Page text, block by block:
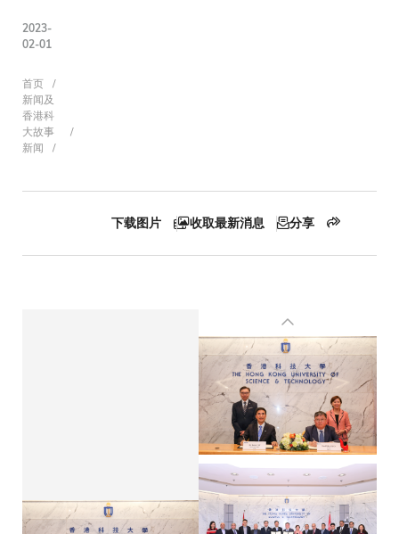
2023-
02-01
面
包
屑
首页
新闻及
香港科
大故事
新闻
下载图片 收取最新消息 分享